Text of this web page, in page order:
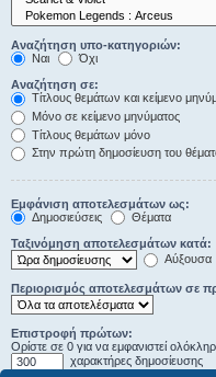
Αναζήτηση υπο-κατηγοριών:
Ναι
Όχι
Αναζήτηση σε:
Τίτλους θεμάτων και κείμενο
Μόνο σε κείμενο μηνύματος
Τίτλους θεμάτων μόνο
Στην πρώτη δημοσίευση του
Εμφάνιση αποτελεσμάτων ως:
Δημοσιεύσεις
Θέματα
Ταξινόμηση αποτελεσμάτων κατά:
Αύξουσα
Περιορισμός αποτελεσμάτων σε
Επιστροφή πρώτων:
Ορίστε σε 0 για να εμφανιστεί
χαρακτήρες δημοσίευσης